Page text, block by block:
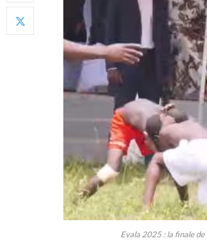
Evala 2025 : la finale de